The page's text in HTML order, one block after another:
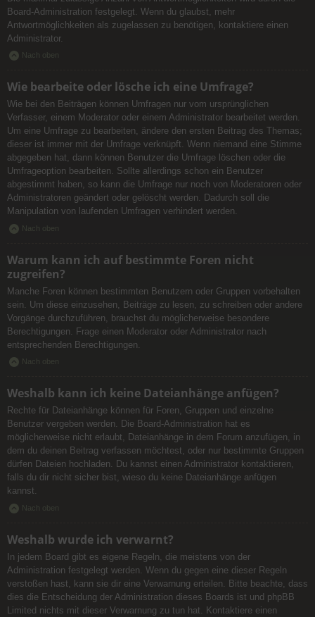
Board-Administration festgelegt. Wenn du glaubst, mehr
Antwortmöglichkeiten als zugelassen zu benötigen, kontaktiere einen
Administrator.
Nach oben
Wie bearbeite oder lösche ich eine Umfrage?
Wie bei den Beiträgen können Umfragen nur vom ursprünglichen
Verfasser, einem Moderator oder einem Administrator bearbeitet werden.
Um eine Umfrage zu bearbeiten, ändere den ersten Beitrag des Themas;
dieser ist immer mit der Umfrage verknüpft. Wenn niemand eine Stimme
abgegeben hat, dann können Benutzer die Umfrage löschen oder die
Umfrageoption bearbeiten. Sollte allerdings schon ein Benutzer
abgestimmt haben, so kann die Umfrage nur noch von Moderatoren oder
Administratoren geändert oder gelöscht werden. Dadurch soll die
Manipulation von laufenden Umfragen verhindert werden.
Nach oben
Warum kann ich auf bestimmte Foren nicht
zugreifen?
Manche Foren können bestimmten Benutzern oder Gruppen vorbehalten
sein. Um diese einzusehen, Beiträge zu lesen, zu schreiben oder andere
Vorgänge durchzuführen, brauchst du möglicherweise besondere
Berechtigungen. Frage einen Moderator oder Administrator nach
entsprechenden Berechtigungen.
Nach oben
Weshalb kann ich keine Dateianhänge anfügen?
Rechte für Dateianhänge können für Foren, Gruppen und einzelne
Benutzer vergeben werden. Die Board-Administration hat es
möglicherweise nicht erlaubt, Dateianhänge in dem Forum anzufügen, in
dem du deinen Beitrag verfassen möchtest, oder nur bestimmte Gruppen
dürfen Dateien hochladen. Du kannst einen Administrator kontaktieren,
falls du dir nicht sicher bist, wieso du keine Dateianhänge anfügen
kannst.
Nach oben
Weshalb wurde ich verwarnt?
In jedem Board gibt es eigene Regeln, die meistens von der
Administration festgelegt werden. Wenn du gegen eine dieser Regeln
verstoßen hast, kann sie dir eine Verwarnung erteilen. Bitte beachte, dass
dies die Entscheidung der Administration dieses Boards ist und phpBB
Limited nichts mit dieser Verwarnung zu tun hat. Kontaktiere einen